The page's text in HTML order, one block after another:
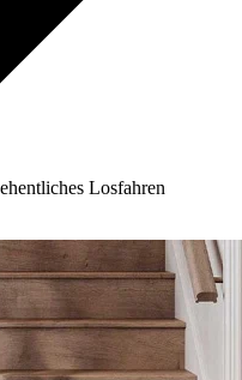
Losfahren